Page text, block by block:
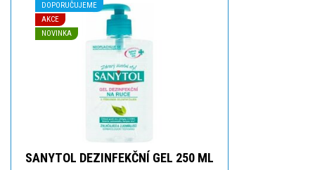
DOPORUČUJEME
AKCE
NOVINKA
SANYTOL DEZINFEKČNÍ GEL 250 ML